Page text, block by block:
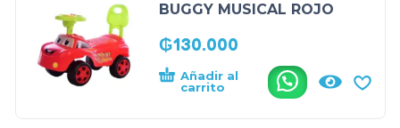
BUGGY MUSICAL ROJO
₲130.000
Añadir al
carrito
.